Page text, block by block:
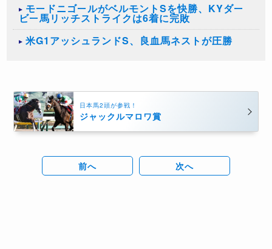
モードニゴールがベルモントSを快勝、KYダー
ビー馬リッチストライクは6着に完敗
米G1アッシュランドS、良血馬ネストが圧勝
日本馬2頭が参戦！
ジャックルマロワ賞
前へ 次へ